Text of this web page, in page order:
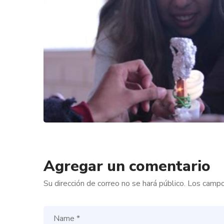
Agregar un comentario
Su dirección de correo no se hará público. Los